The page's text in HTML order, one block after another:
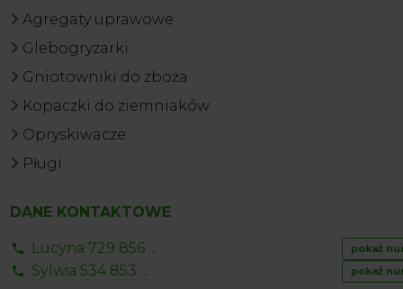
Agregaty uprawowe
Glebogryzarki
Gniotowniki do zboża
Kopaczki do ziemniaków
Opryskiwacze
Pługi
DANE KONTAKTOWE
Lucyna 729 856 ... pokaż
Sylwia 534 853 ... pokaż